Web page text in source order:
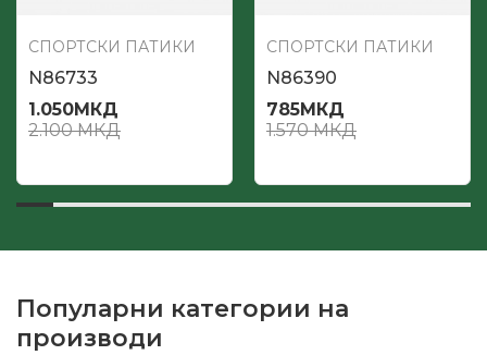
СПОРТСКИ ПАТИКИ
N86733
1.050МКД
2.100МКД
СПОРТСКИ ПАТИКИ
N86390
785МКД
1.570МКД
Популарни категории на
производи